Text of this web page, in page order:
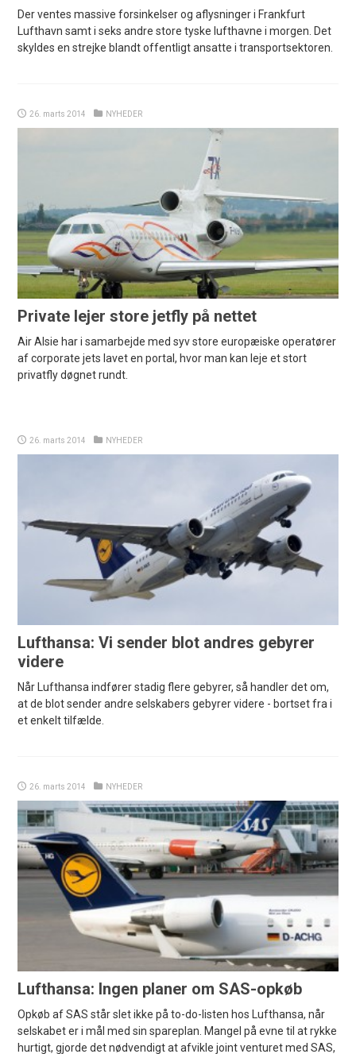
Der ventes massive forsinkelser og aflysninger i Frankfurt
Lufthavn samt i seks andre store tyske lufthavne i morgen. Det
skyldes en strejke blandt offentligt ansatte i transportsektoren.
26. marts 2014 NYHEDER
Private lejer store jetfly på nettet
Air Alsie har i samarbejde med syv store europæiske operatører
af corporate jets lavet en portal, hvor man kan leje et stort
privatfly døgnet rundt.
26. marts 2014 NYHEDER
Lufthansa: Vi sender blot andres gebyrer
videre
Når Lufthansa indfører stadig flere gebyrer, så handler det om,
at de blot sender andre selskabers gebyrer videre - bortset fra i
et enkelt tilfælde.
26. marts 2014 NYHEDER
Lufthansa: Ingen planer om SAS-opkøb
Opkøb af SAS står slet ikke på to-do-listen hos Lufthansa, når
selskabet er i mål med sin spareplan. Mangel på evne til at rykke
hurtigt, gjorde det nødvendigt at afvikle joint venturet med SAS,